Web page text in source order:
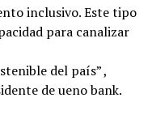
inclusivo. Este tipo
para canalizar
del país” ,
de ueno bank.